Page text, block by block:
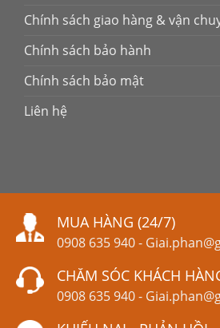
Chính sách giao hàng & vận
Chính sách bảo hành
Chính sách bảo mật
Liên hệ
MUA HÀNG (24/7)
0908 635 940-
CHĂM SÓC KHÁCH
0908 635 940-